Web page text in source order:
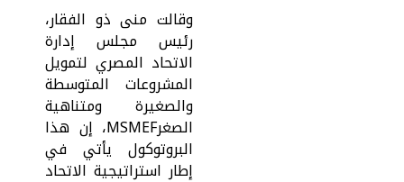
وقالت منى ذو الفقار،
رئيس مجلس إدارة
الاتحاد المصري لتمويل
المشروعات المتوسطة
والصغيرة ومتناهية
الصغرMSMEF، إن هذا
البروتوكول يأتي في
إطار استراتيجية الاتحاد